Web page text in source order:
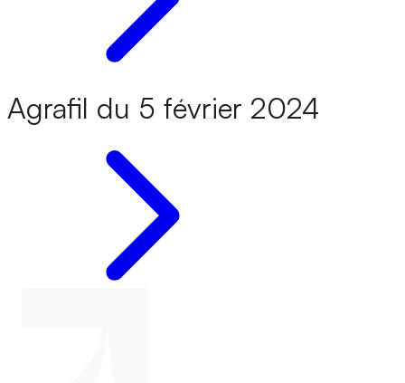
Agrafil du 5 février 2024